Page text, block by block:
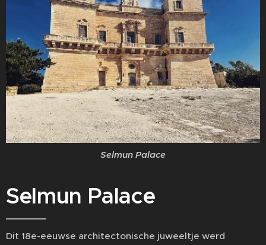
Selmun Palace
Selmun Palace
Dit 18e-eeuwse architectonische juweeltje werd